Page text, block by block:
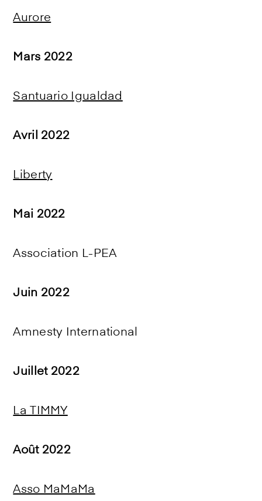
Aurore
Mars 2022
Santuario Igualdad
Avril 2022
Liberty
Mai 2022
Association L-PEA
Juin 2022
Amnesty International
Juillet 2022
La TIMMY
Août 2022
Asso MaMaMa